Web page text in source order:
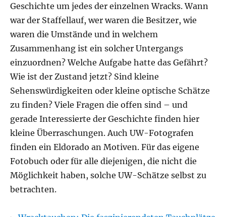
Geschichte um jedes der einzelnen Wracks. Wann
war der Staffellauf, wer waren die Besitzer, wie
waren die Umstände und in welchem
Zusammenhang ist ein solcher Untergangs
einzuordnen? Welche Aufgabe hatte das Gefährt?
Wie ist der Zustand jetzt? Sind kleine
Sehenswürdigkeiten oder kleine optische Schätze
zu finden? Viele Fragen die offen sind – und
gerade Interessierte der Geschichte finden hier
kleine Überraschungen. Auch UW-Fotografen
finden ein Eldorado an Motiven. Für das eigene
Fotobuch oder für alle diejenigen, die nicht die
Möglichkeit haben, solche UW-Schätze selbst zu
betrachten.